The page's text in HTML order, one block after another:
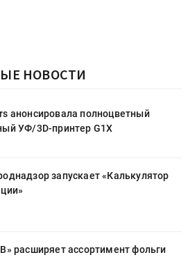
НОВОСТИ
анонсировала полноцветный
УФ/3D-принтер G1X
запускает «Калькулятор
расширяет ассортимент фольги